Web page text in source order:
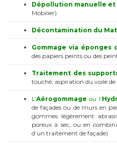
Dépollution manuelle
Mobilier)
Décontamination du
Gommage via éponges
des papiers peints ou des
Traitement des
touché, aspiration du voile
L’Aérogommage ou l’
de façades ou de murs en
gommes légèrement
poreux à sec, ou en
d’un traitement de façade)